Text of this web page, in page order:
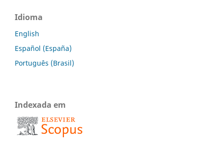
Idioma
English
Español (España)
Português (Brasil)
Indexada em